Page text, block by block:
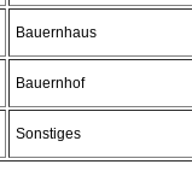
Bauernhaus
Bauernhof
Sonstiges